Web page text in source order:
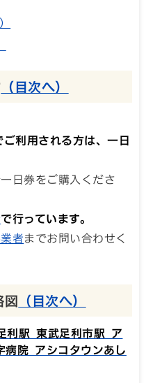
（目次へ）
利用される方は、一日
日券をご購入くださ
で行っています。
者までお問い合わせく
図 （目次へ）
利駅 東武足利市駅 ア
病院 アシコタウンあし